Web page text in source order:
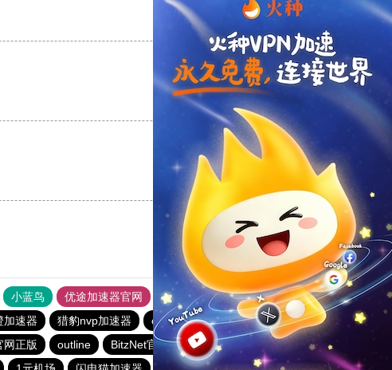
反对
反对[0]
小蓝鸟 优途加速器官网 风驰加速器 旋风加速器
八戒看书
加速器 猎豹nvp加速器 outline outline ios加速器
outline
网正版 outline BitzNet官网 安易加速器
快联加速器